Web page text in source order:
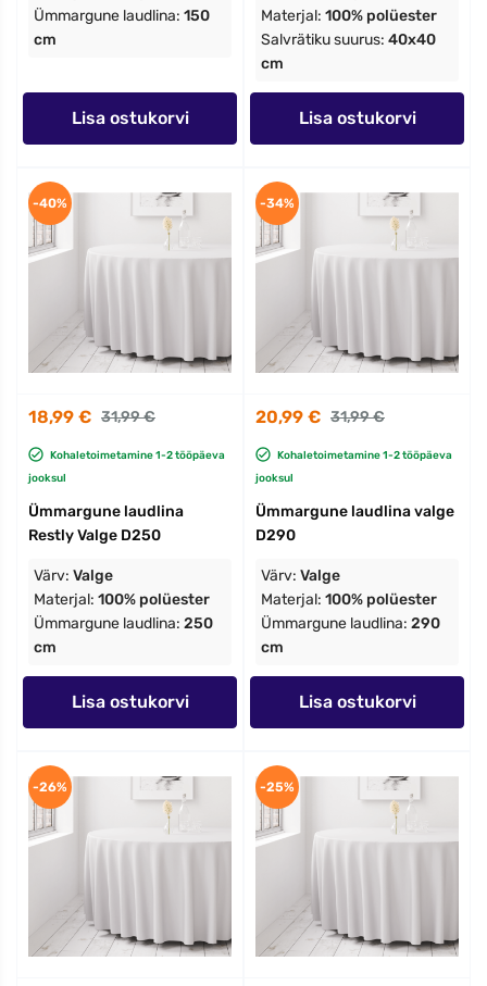
Ümmargune laudlina: 150
cm
Lisa ostukorvi
Materjal: 100% polüester
Salvrätiku suurus: 40x40
cm
Lisa ostukorvi
18,99 € 31,99 €
Kohaletoimetamine 1-2 tööpäeva
jooksul
Ümmargune laudlina
Restly Valge D250
Värv: Valge
Materjal: 100% polüester
Ümmargune laudlina: 250
cm
Lisa ostukorvi
-40%
20,99 € 31,99 €
Kohaletoimetamine 1-2 tööpäeva
jooksul
Ümmargune laudlina valge
D290
Värv: Valge
Materjal: 100% polüester
Ümmargune laudlina: 290
cm
Lisa ostukorvi
-34%
-26% -25%